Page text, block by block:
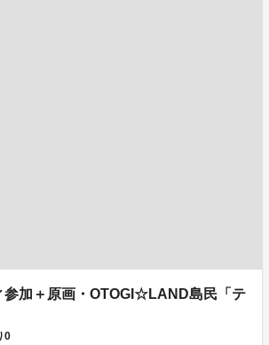
加＋原画・OTOGI☆LAND島民「テ
0